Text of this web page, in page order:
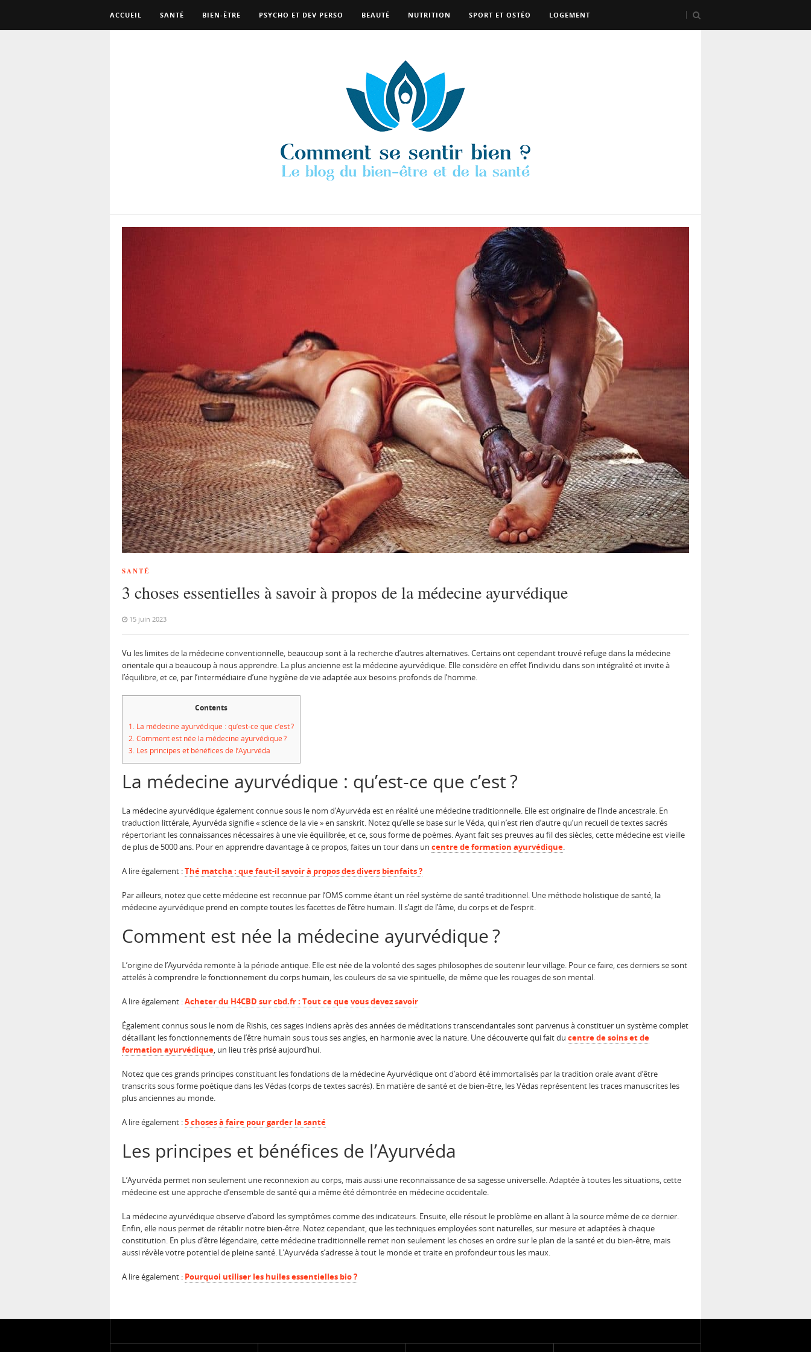
ACCUEIL SANTÉ BIEN-ÊTRE PSYCHO ET DEV PERSO BEAUTÉ NUTRITION SPORT ET OSTÉO LOGEMENT
SANTÉ
3 choses essentielles à savoir à propos de la médecine ayurvédique
15 juin 2023
Vu les limites de la médecine conventionnelle, beaucoup sont à la recherche d’autres alternatives. Certains ont cependant trouvé refuge dans la médecine
orientale qui a beaucoup à nous apprendre. La plus ancienne est la médecine ayurvédique. Elle considère en effet l’individu dans son intégralité et invite à
l’équilibre, et ce, par l’intermédiaire d’une hygiène de vie adaptée aux besoins profonds de l’homme.
Contents
1. La médecine ayurvédique : qu’est-ce que c’est ?
2.Comment est née la médecine ayurvédique ?
3. Les principes et bénéfices de l’Ayurvéda
La médecine ayurvédique : qu’est-ce que c’est ?
La médecine ayurvédique également connue sous le nom d’Ayurvéda est en réalité une médecine traditionnelle. Elle est originaire de l’Inde ancestrale. En
traduction littérale, Ayurvéda signifie « science de la vie » en sanskrit. Notez qu’elle se base sur le Véda, qui n’est rien d’autre qu’un recueil de textes sacrés
répertoriant les connaissances nécessaires à une vie équilibrée, et ce, sous forme de poèmes. Ayant fait ses preuves au fil des siècles, cette médecine est vieille
de plus de 5000 ans. Pour en apprendre davantage à ce propos, faites un tour dans un centre de formation ayurvédique.
A lire également :Thé matcha : que faut-il savoir à propos des divers bienfaits ?
Par ailleurs, notez que cette médecine est reconnue par l’OMS comme étant un réel système de santé traditionnel. Une méthode holistique de santé, la
médecine ayurvédique prend en compte toutes les facettes de l’être humain. Il s’agit de l’âme, du corps et de l’esprit.
Comment est née la médecine ayurvédique ?
L’origine de l’Ayurvéda remonte à la période antique. Elle est née de la volonté des sages philosophes de soutenir leur village. Pour ce faire, ces derniers se sont
attelés à comprendre le fonctionnement du corps humain, les couleurs de sa vie spirituelle, de même que les rouages de son mental.
A lire également :Acheter du H4CBD sur cbd.fr : Tout ce que vous devez savoir
Également connus sous le nom de Rishis, ces sages indiens après des années de méditations transcendantales sont parvenus à constituer un système complet
détaillant les fonctionnements de l’être humain sous tous ses angles, en harmonie avec la nature. Une découverte qui fait du centre de soins et de
formation ayurvédique, un lieu très prisé aujourd’hui.
Notez que ces grands principes constituant les fondations de la médecine Ayurvédique ont d’abord été immortalisés par la tradition orale avant d’être
transcrits sous forme poétique dans les Védas (corps de textes sacrés). En matière de santé et de bien-être, les Védas représentent les traces manuscrites les
plus anciennes au monde.
A lire également :5 choses à faire pour garder la santé
Les principes et bénéfices de l’Ayurvéda
L’Ayurvéda permet non seulement une reconnexion au corps, mais aussi une reconnaissance de sa sagesse universelle. Adaptée à toutes les situations, cette
médecine est une approche d’ensemble de santé qui a même été démontrée en médecine occidentale.
La médecine ayurvédique observe d’abord les symptômes comme des indicateurs. Ensuite, elle résout le problème en allant à la source même de ce dernier.
Enfin, elle nous permet de rétablir notre bien-être. Notez cependant, que les techniques employées sont naturelles, sur mesure et adaptées à chaque
constitution. En plus d’être légendaire, cette médecine traditionnelle remet non seulement les choses en ordre sur le plan de la santé et du bien-être, mais
aussi révèle votre potentiel de pleine santé. L’Ayurvéda s’adresse à tout le monde et traite en profondeur tous les maux.
A lire également : Pourquoi utiliser les huiles essentielles bio ?